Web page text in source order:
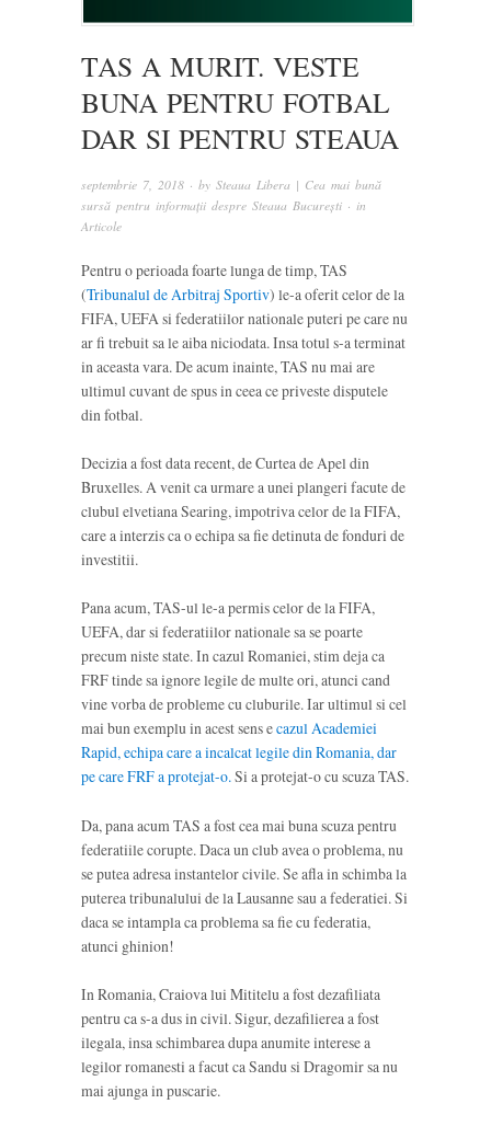
TAS A MURIT. VESTE
BUNA PENTRU FOTBAL
DAR SI PENTRU STEAUA
septembrie 7, 2018 · by Steaua Libera | Cea mai bună
sursă pentru informații despre Steaua București · in
Articole
Pentru o perioada foarte lunga de timp, TAS
(Tribunalul de Arbitraj Sportiv) le-a oferit celor de la
FIFA, UEFA si federatiilor nationale puteri pe care nu
ar fi trebuit sa le aiba niciodata. Insa totul s-a terminat
in aceasta vara. De acum inainte, TAS nu mai are
ultimul cuvant de spus in ceea ce priveste disputele
din fotbal.
Decizia a fost data recent, de Curtea de Apel din
Bruxelles. A venit ca urmare a unei plangeri facute de
clubul elvetiana Searing, impotriva celor de la FIFA,
care a interzis ca o echipa sa fie detinuta de fonduri de
investitii.
Pana acum, TAS-ul le-a permis celor de la FIFA,
UEFA, dar si federatiilor nationale sa se poarte
precum niste state. In cazul Romaniei, stim deja ca
FRF tinde sa ignore legile de multe ori, atunci cand
vine vorba de probleme cu cluburile. Iar ultimul si cel
mai bun exemplu in acest sens ecazul Academiei
Rapid, echipa care a incalcat legile din Romania, dar
pe care FRF a protejat-o.Si a protejat-o cu scuza TAS.
Da, pana acum TAS a fost cea mai buna scuza pentru
federatiile corupte. Daca un club avea o problema, nu
se putea adresa instantelor civile. Se afla in schimba la
puterea tribunalului de la Lausanne sau a federatiei. Si
daca se intampla ca problema sa fie cu federatia,
atunci ghinion!
In Romania, Craiova lui Mititelu a fost dezafiliata
pentru ca s-a dus in civil. Sigur, dezafilierea a fost
ilegala, insa schimbarea dupa anumite interese a
legilor romanesti a facut ca Sandu si Dragomir sa nu
mai ajunga in puscarie.